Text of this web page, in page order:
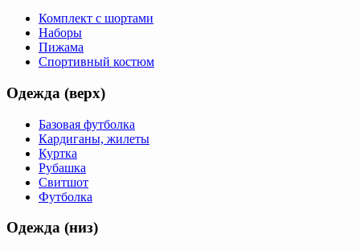
Комплект с шортами
Наборы
Пижама
Спортивный костюм
Одежда (верх)
Базовая футболка
Кардиганы, жилеты
Куртка
Рубашка
Свитшот
Футболка
Одежда (низ)